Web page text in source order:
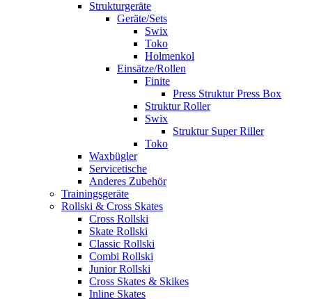
Strukturgeräte
Geräte/Sets
Swix
Toko
Holmenkol
Einsätze/Rollen
Finite
Press Struktur Press Box
Struktur Roller
Swix
Struktur Super Riller
Toko
Waxbügler
Servicetische
Anderes Zubehör
Trainingsgeräte
Rollski & Cross Skates
Cross Rollski
Skate Rollski
Classic Rollski
Combi Rollski
Junior Rollski
Cross Skates & Skikes
Inline Skates